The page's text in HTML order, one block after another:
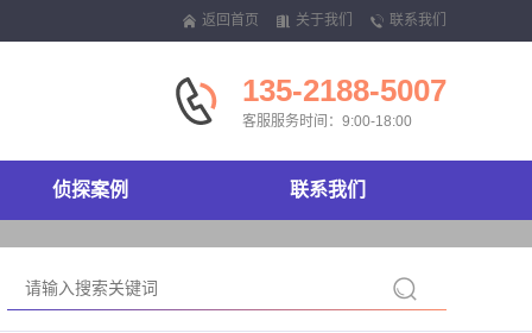
返回首页 关于我们 联系我们
135-2188-5007
客服服务时间：9:00-18:00
侦探案例 联系我们